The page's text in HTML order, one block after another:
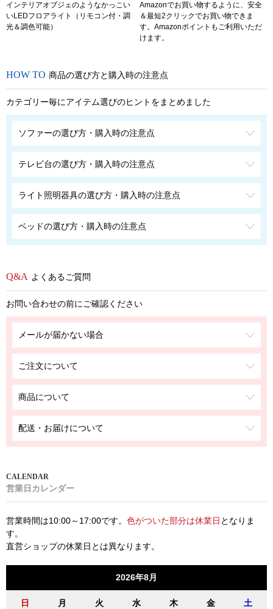
インテリアオブジェのようなかっこい
いLEDフロアライト（リモコン付・調
光＆調色可能）
Amazonでお買い物するように、安全
＆最短2クリックでお買い物できま
す。Amazonポイントもご利用いただ
けます。
商品の選び方と購入時の注意点
カテゴリー毎にアイテム選びのヒントをまとめました
ソファーの選び方・購入時の注意点
テレビ台の選び方・購入時の注意点
ライト照明器具の選び方・購入時の注意点
ベッドの選び方・購入時の注意点
よくあるご質問
お問い合わせの前にご確認ください
メールが届かない場合
ご注文について
商品について
配送・お届けについて
営業日カレンダー
営業時間は10:00～17:00です。 色がついた部分は休業日 となりま
す。
直営ショップの休業日とは異なります。
2026年8月
日 月 火 水 木 金 土